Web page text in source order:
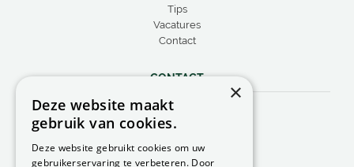
Tips
Vacatures
Contact
CONTACT
Peacock Garden Supports
Industrieweg 22
Nederland
×
Deze website maakt
gebruik van cookies.
Deze website gebruikt cookies om uw
gebruikerservaring te verbeteren. Door